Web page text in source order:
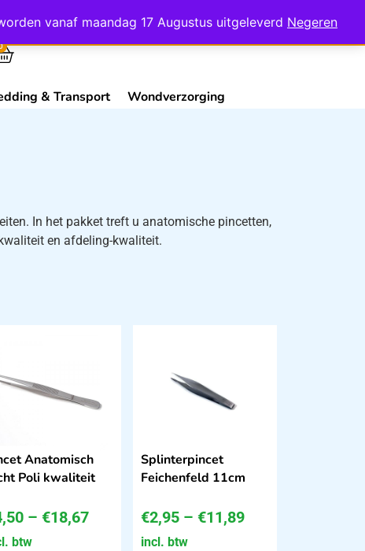
vanaf maandag 17 Augustus uitgeleverd Negeren
Mijn Account Contact
& Transport Wondverzorging
In het pakket treft u anatomische pincetten,
en afdeling-kwaliteit.
Anatomisch
Poli kwaliteit
– €18,67
btw
Splinterpincet
Feichenfeld 11cm
€2,95 – €11,89
incl. btw